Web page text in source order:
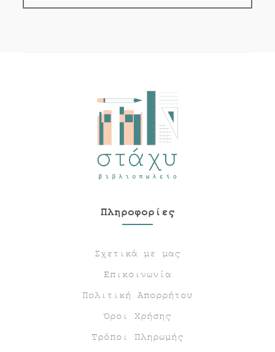
Πληροφορίες
Σχετικά με μας
Επικοινωνία
Πολιτική Απορρήτου
Όροι Χρήσης
Τρόποι Πληρωμής